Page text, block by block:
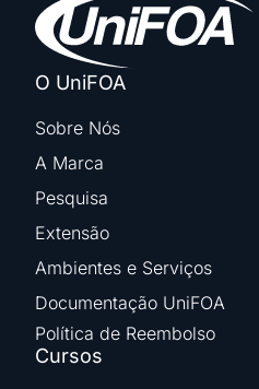
O UniFOA
Sobre Nós
A Marca
Pesquisa
Extensão
Ambientes e Serviços
Documentação UniFOA
Política de Reembolso
Cursos